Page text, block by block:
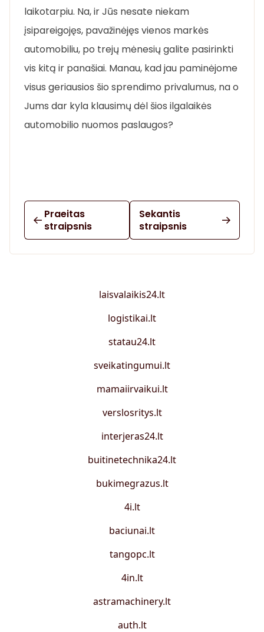
laikotarpiu. Na, ir Jūs nesate niekam
įsipareigojęs, pavažinėjęs vienos markės
automobiliu, po trejų mėnesių galite pasirinkti
vis kitą ir panašiai. Manau, kad jau paminėjome
visus geriausios šio sprendimo privalumus, na o
Jums dar kyla klausimų dėl šios ilgalaikės
automobilio nuomos paslaugos?
Praeitas
straipsnis
Sekantis
straipsnis
laisvalaikis24.lt
logistikai.lt
statau24.lt
sveikatingumui.lt
mamaiirvaikui.lt
verslosritys.lt
interjeras24.lt
buitinetechnika24.lt
bukimegrazus.lt
4i.lt
baciunai.lt
tangopc.lt
4in.lt
astramachinery.lt
auth.lt